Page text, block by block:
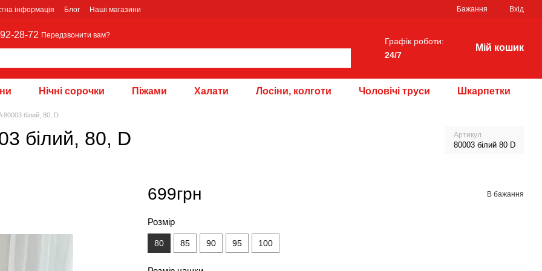
інформація Блог Наші магазини Бажання Вхід
28-72 Передзвонити вам?
Графік роботи:
24/7
Мій кошик
Нічні сорочки Піжами Халати Лосіни, колготи Чоловічі труси Шкарпетки
80003 білий, 80, D
білий, 80, D Артикул
80003 білий 80 D
699грн В бажання
Розмір
80 85 90 95 100